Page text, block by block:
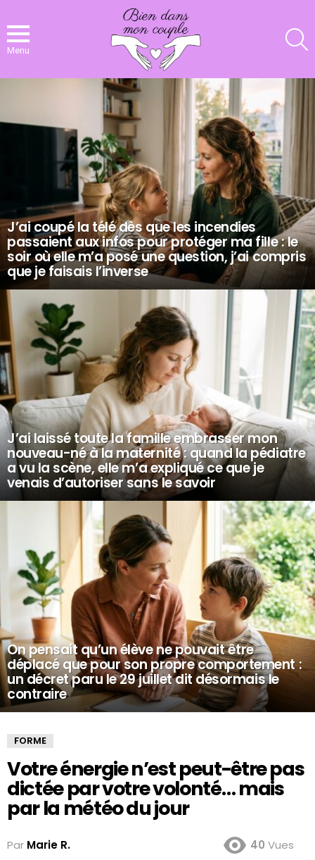
Menu
J’ai coupé la télé dès que les incendies
passaient aux infos pour protéger ma fille : le
soir où elle m’a posé une question, j’ai compris
que je faisais l’inverse
J’ai laissé toute la famille embrasser mon
nouveau-né à la maternité : quand la pédiatre
a vu la scène, elle m’a expliqué ce que je
venais d’autoriser sans le savoir
On pensait qu’un élève ne pouvait être
déplacé que pour son propre comportement :
un décret paru le 29 juillet dit désormais le
contraire
FORME
Votre énergie n’est peut-être pas
dictée par votre volonté… mais
par la météo du jour
Par Marie R. 40 Vues